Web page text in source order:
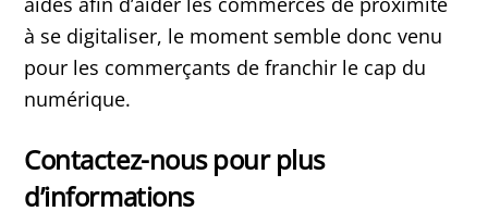
à se digitaliser, le moment semble donc venu
pour les commerçants de franchir le cap du
numérique.
Contactez-nous pour plus
d’informations